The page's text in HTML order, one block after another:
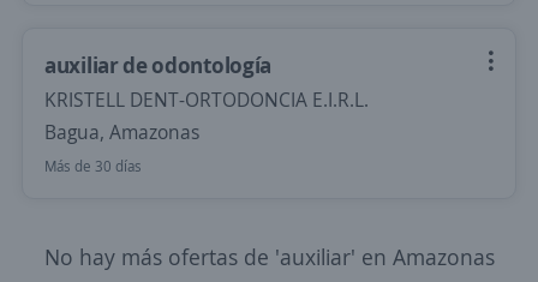
auxiliar de odontología
KRISTELL DENT-ORTODONCIA E.I.R.L.
Bagua, Amazonas
Más de 30 días
No hay más ofertas de 'auxiliar' en Amazonas